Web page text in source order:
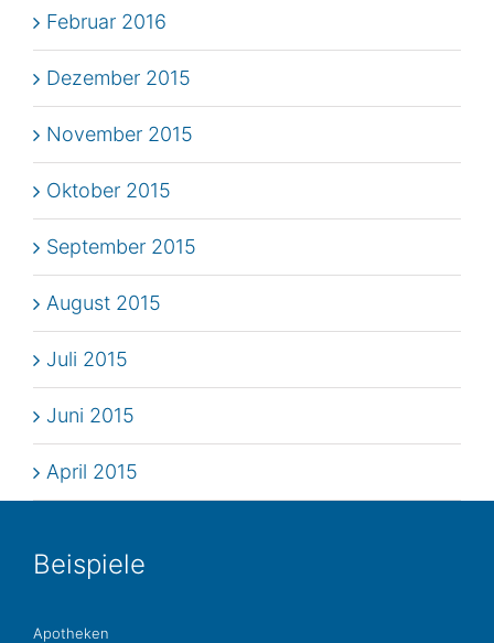
Februar 2016
Dezember 2015
November 2015
Oktober 2015
September 2015
August 2015
Juli 2015
Juni 2015
April 2015
Bei­spie­le
Apo­the­ken